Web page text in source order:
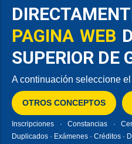
PAGINA WEB
SUPERIOR DE
A continuación seleccione
OTROS CONCEPTOS
Inscripciones · Constancias ·
Duplicados · Exámenes · Créditos ·